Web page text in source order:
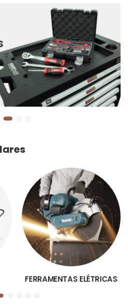
FERRAMENTAS ELÉTRICAS